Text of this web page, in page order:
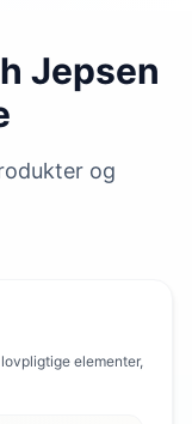
Jepsen
og
elementer,